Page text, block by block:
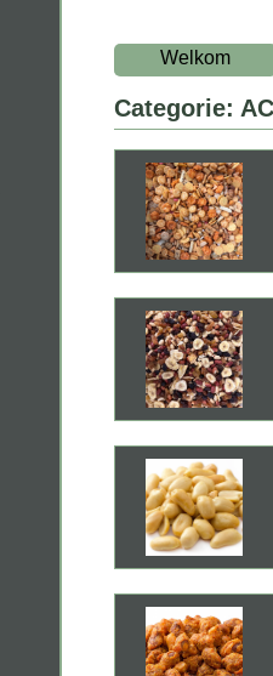
Welkom
Categorie: